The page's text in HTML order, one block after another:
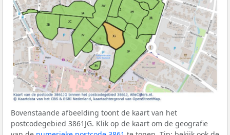
Bovenstaande afbeelding toont de kaart van het
postcodegebied 3861JG. Klik op de kaart om de geografie